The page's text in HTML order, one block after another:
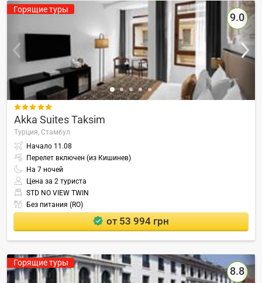
Горящие туры
9.0

Akka Suites Taksim
Турция, Стамбул
Начало 11.08
Перелет включен (из Кишинев)
На 7 ночей
Цена за 2 туриста
STD NO VIEW TWIN
Без питания (RO)
от 53 994 грн
Горящие туры
8.8